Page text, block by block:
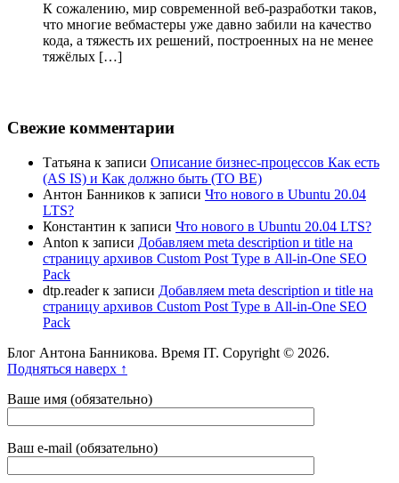
К сожалению, мир современной веб-разработки таков,
что многие вебмастеры уже давно забили на качество
кода, а тяжесть их решений, построенных на не менее
тяжёлых […]
Свежие комментарии
Татьяна к записи Описание бизнес-процессов Как есть
(AS IS) и Как должно быть (TO BE)
Антон Банников к записи Что нового в Ubuntu 20.04
LTS?
Константин к записи Что нового в Ubuntu 20.04 LTS?
Anton к записи Добавляем meta description и title на
страницу архивов Custom Post Type в All-in-One SEO
Pack
dtp.readerк записи Добавляем meta description и title на
страницу архивов Custom Post Type в All-in-One SEO
Pack
Блог Антона Банникова. Время IT. Copyright © 2026.
Подняться наверх ↑
Ваше имя (обязательно)
Ваш e-mail (обязательно)